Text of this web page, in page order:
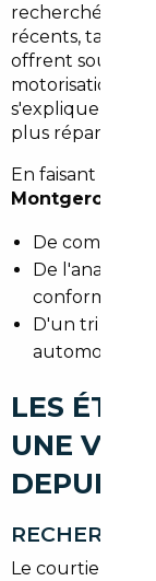
recherché pour
récents, tandis
offrent souvent
motorisations à
s'expliquent par
plus répandues
En faisant appel
Montgeron
De
De l'analyse
conformité)
D'un tri sur
LES
UNE
DEPUIS
RECHERCHE
Le courtier cible